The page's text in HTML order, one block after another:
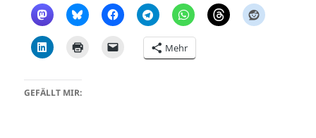
Mehr
GEFÄLLT MIR: